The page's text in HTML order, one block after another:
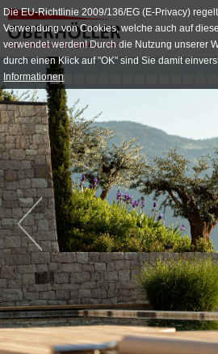
Die EU-Richtlinie 2009/136/EG (E-Privacy)
Verwendung von Cookies, welche auch auf
verwendet werden! Durch die Nutzung unserer
durch einen Klick auf "OK" sind Sie damit
Informationen